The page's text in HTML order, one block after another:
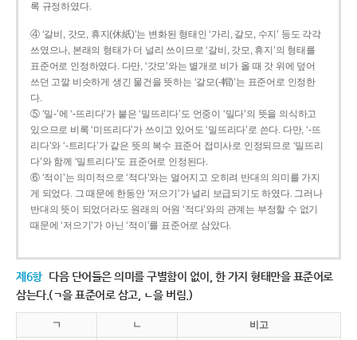
록 규정하였다.
④ ‘갈비, 갓모, 휴지(休紙)’는 변화된 형태인 ‘가리, 갈모, 수지’ 등도 각각
쓰였으나, 본래의 형태가 더 널리 쓰이므로 ‘갈비, 갓모, 휴지’의 형태를
표준어로 인정하였다. 다만, ‘갓모’와는 별개로 비가 올 때 갓 위에 덮어
쓰던 고깔 비슷하게 생긴 물건을 뜻하는 ‘갈모(-帽)’는 표준어로 인정한
다.
⑤ ‘밀-’에 ‘-뜨리다’가 붙은 ‘밀뜨리다’도 언중이 ‘밀다’의 뜻을 의식하고
있으므로 비록 ‘미뜨리다’가 쓰이고 있어도 ‘밀뜨리다’로 쓴다. 다만, ‘-뜨
리다’와 ‘-트리다’가 같은 뜻의 복수 표준어 접미사로 인정되므로 ‘밀뜨리
다’와 함께 ‘밀트리다’도 표준어로 인정된다.
⑥ ‘적이’는 의미적으로 ‘적다’와는 멀어지고 오히려 반대의 의미를 가지
게 되었다. 그 때문에 한동안 ‘저으기’가 널리 보급되기도 하였다. 그러나
반대의 뜻이 되었더라도 원래의 어원 ‘적다’와의 관계는 부정할 수 없기
때문에 ‘저으기’가 아닌 ‘적이’를 표준어로 삼았다.
제6항 다음 단어들은 의미를 구별함이 없이, 한 가지 형태만을 표준어로
삼는다.(ㄱ을 표준어로 삼고, ㄴ을 버림.)
ㄱ ㄴ 비고